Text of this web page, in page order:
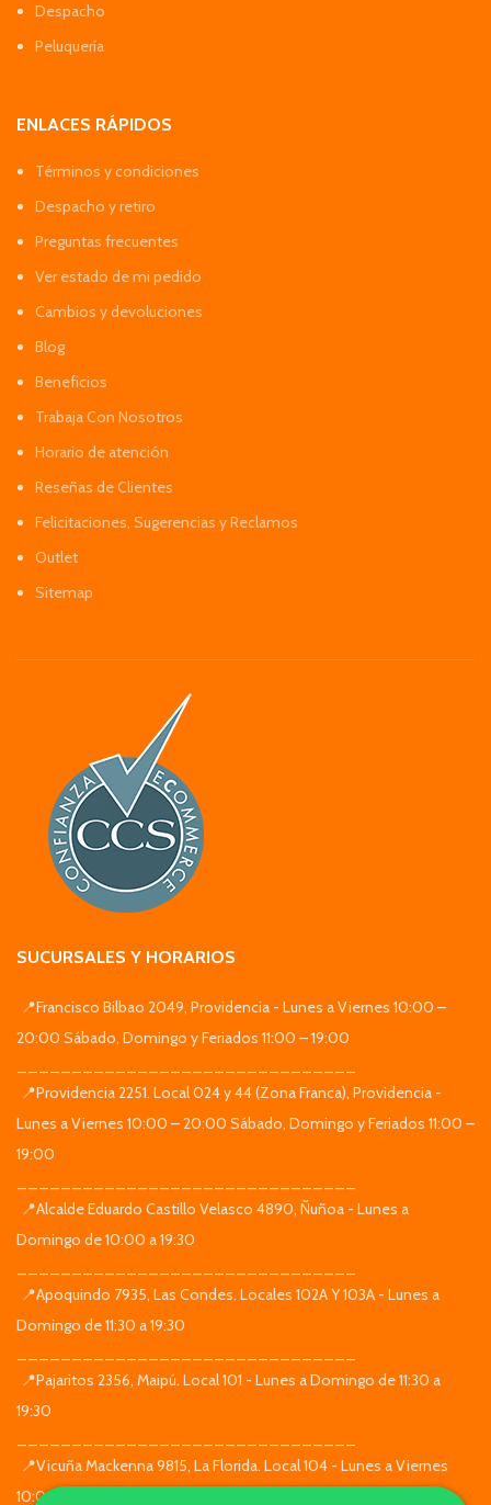
Despacho
Peluquería
ENLACES RÁPIDOS
Términos y condiciones
Despacho y retiro
Preguntas frecuentes
Ver estado de mi pedido
Cambios y devoluciones
Blog
Beneficios
Trabaja Con Nosotros
Horario de atención
Reseñas de Clientes
Felicitaciones, Sugerencias y Reclamos
Outlet
Sitemap
SUCURSALES Y HORARIOS
📍Francisco Bilbao 2049, Providencia - Lunes a Viernes 10:00 –
20:00 Sábado, Domingo y Feriados 11:00 – 19:00
📍Providencia 2251. Local 024 y 44 (Zona Franca), Providencia -
Lunes a Viernes 10:00 – 20:00 Sábado, Domingo y Feriados 11:00 –
19:00
📍Alcalde Eduardo Castillo Velasco 4890, Ñuñoa - Lunes a
Domingo de 10:00 a 19:30
📍Apoquindo 7935, Las Condes. Locales 102A Y 103A - Lunes a
Domingo de 11:30 a 19:30
📍Pajaritos 2356, Maipú. Local 101 - Lunes a Domingo de 11:30 a
19:30
📍Vicuña Mackenna 9815, La Florida. Local 104 - Lunes a Viernes
10:00 – 20:00 Sábado, Domingo y Feriados 11:00 – 19:00